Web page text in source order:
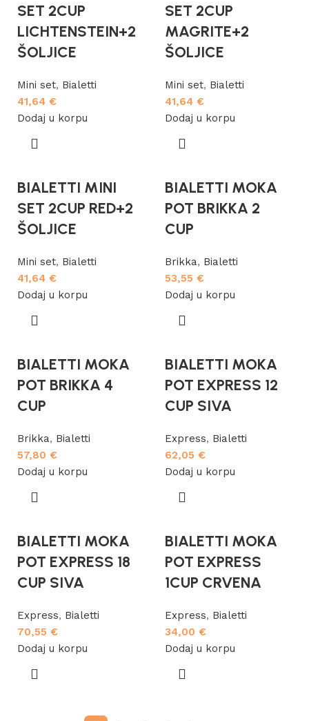
SET 2CUP
LICHTENSTEIN+2
ŠOLJICE
Mini set, Bialetti
41,64 €
Dodaj u korpu
SET 2CUP
MAGRITE+2
ŠOLJICE
Mini set, Bialetti
41,64 €
Dodaj u korpu
BIALETTI MINI
SET 2CUP RED+2
ŠOLJICE
Mini set, Bialetti
41,64 €
Dodaj u korpu
BIALETTI MOKA
POT BRIKKA 2
CUP
Brikka, Bialetti
53,55 €
Dodaj u korpu
BIALETTI MOKA
POT BRIKKA 4
CUP
Brikka, Bialetti
57,80 €
Dodaj u korpu
BIALETTI MOKA
POT EXPRESS 12
CUP SIVA
Express, Bialetti
62,05 €
Dodaj u korpu
BIALETTI MOKA
POT EXPRESS 18
CUP SIVA
Express, Bialetti
70,55 €
Dodaj u korpu
BIALETTI MOKA
POT EXPRESS
1CUP CRVENA
Express, Bialetti
34,00 €
Dodaj u korpu